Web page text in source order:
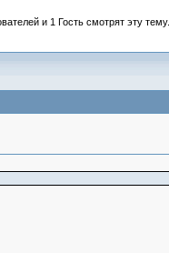
и 1 Гость смотрят эту тему.